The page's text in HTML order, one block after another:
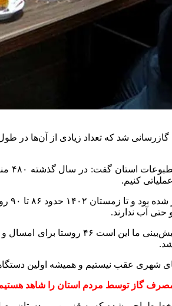
شرکت گاز استان قزوین گفت: در دولت سیزدهم به ۱۰۶ روستا
به
حتی آب ندارند.
به گفته این مسئول، درحال حاضر ۱۱۴
شهری عقب نیستیم و همیشه اولین
گاز توسط مردم استان را شاهد